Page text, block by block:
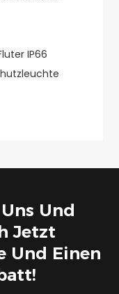
Und
Jetzt
Und Einen